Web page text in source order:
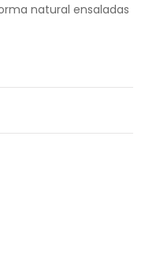
natural ensaladas